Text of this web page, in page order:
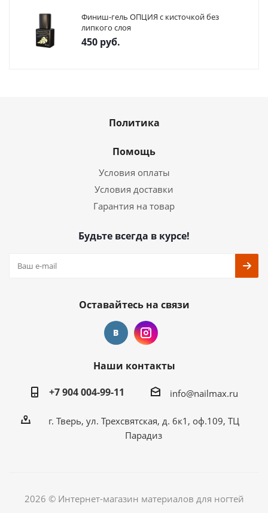
Финиш-гель ОПЦИЯ с кисточкой без
липкого слоя
450 руб.
Политика
Помощь
Условия оплаты
Условия доставки
Гарантия на товар
Будьте всегда в курсе!
Оставайтесь на связи
Наши контакты
+7 904 004-99-11
info@nailmax.ru
г. Тверь, ул. Трехсвятская, д. 6к1, оф.109, ТЦ
Парадиз
2026 © Интернет-магазин материалов для ногтей